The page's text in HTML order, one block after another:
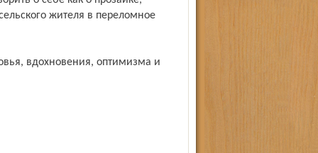
жителя в переломное